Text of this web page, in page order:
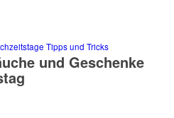
Tipps und Tricks
und Geschenke